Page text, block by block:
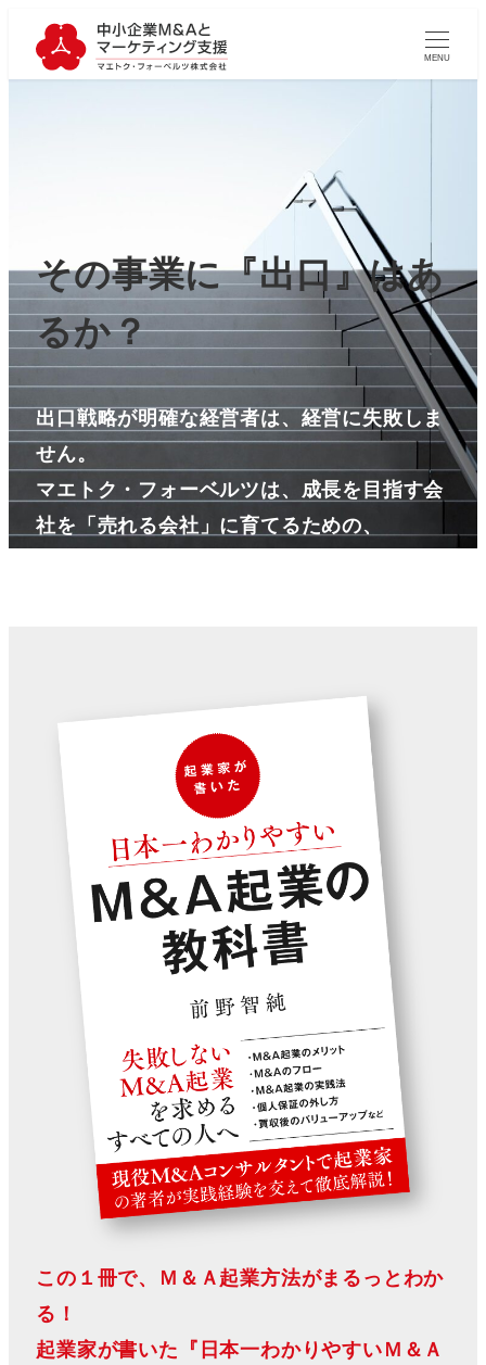
MENU
その事業に『出口』はあ
るか？
出口戦略が明確な経営者は、経営に失敗しま
せん。
マエトク・フォーベルツは、成長を目指す会
社を「売れる会社」に育てるための、
この１冊で、Ｍ＆Ａ起業方法がまるっとわか
る！
起業家が書いた『日本一わかりやすいＭ＆Ａ